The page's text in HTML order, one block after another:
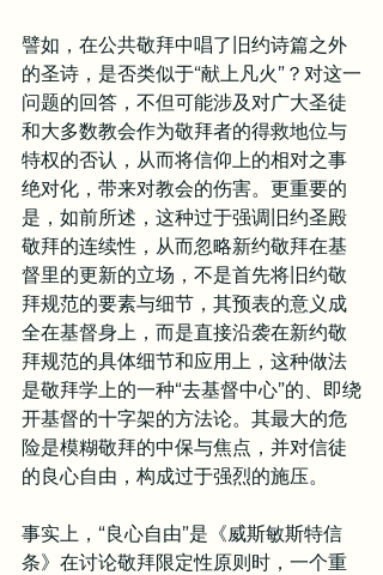
譬如，在公共敬拜中唱了旧约诗篇之外
的圣诗，是否类似于“献上凡火”？对这一
问题的回答，不但可能涉及对广大圣徒
和大多数教会作为敬拜者的得救地位与
特权的否认，从而将信仰上的相对之事
绝对化，带来对教会的伤害。更重要的
是，如前所述，这种过于强调旧约圣殿
敬拜的连续性，从而忽略新约敬拜在基
督里的更新的立场，不是首先将旧约敬
拜规范的要素与细节，其预表的意义成
全在基督身上，而是直接沿袭在新约敬
拜规范的具体细节和应用上，这种做法
是敬拜学上的一种“去基督中心”的、即绕
开基督的十字架的方法论。其最大的危
险是模糊敬拜的中保与焦点，并对信徒
的良心自由，构成过于强烈的施压。
事实上，“良心自由”是《威斯敏斯特信
条》在讨论敬拜限定性原则时，一个重